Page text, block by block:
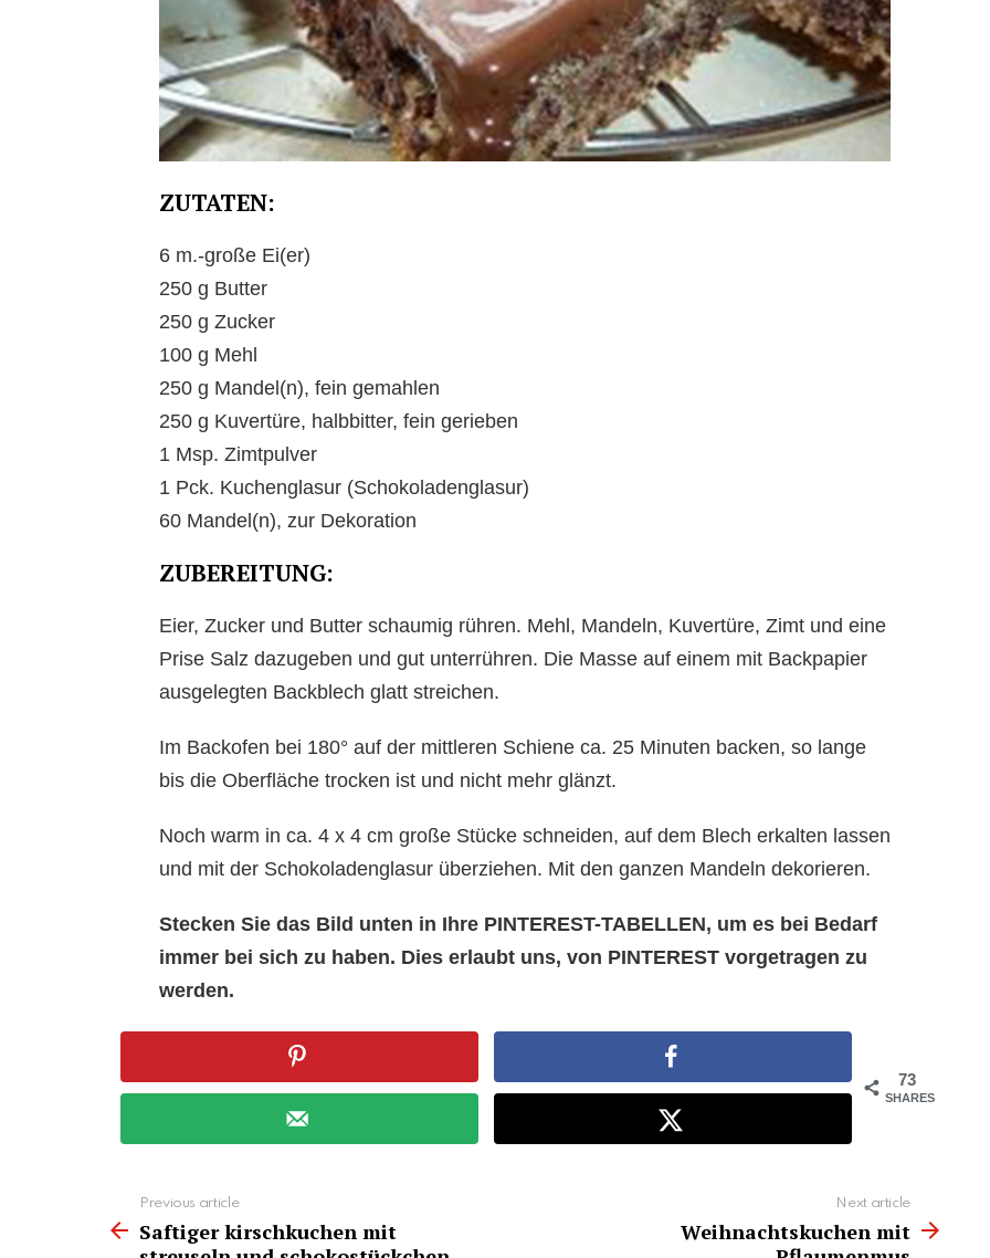
ZUTATEN:
6 m.-große Ei(er)
250 g Butter
250 g Zucker
100 g Mehl
250 g Mandel(n), fein gemahlen
250 g Kuvertüre, halbbitter, fein gerieben
1 Msp. Zimtpulver
1 Pck. Kuchenglasur (Schokoladenglasur)
60 Mandel(n), zur Dekoration
ZUBEREITUNG:
Eier, Zucker und Butter schaumig rühren. Mehl, Mandeln, Kuvertüre, Zimt und eine
Prise Salz dazugeben und gut unterrühren. Die Masse auf einem mit Backpapier
ausgelegten Backblech glatt streichen.
Im Backofen bei 180° auf der mittleren Schiene ca. 25 Minuten backen, so lange
bis die Oberfläche trocken ist und nicht mehr glänzt.
Noch warm in ca. 4 x 4 cm große Stücke schneiden, auf dem Blech erkalten lassen
und mit der Schokoladenglasur überziehen. Mit den ganzen Mandeln dekorieren.
Stecken Sie das Bild unten in Ihre PINTEREST-TABELLEN, um es bei Bedarf
immer bei sich zu haben. Dies erlaubt uns, von PINTEREST vorgetragen zu
werden.
73
SHARES
more
Previous article
Saftiger kirschkuchen mit
Next article
Weihnachtskuchen mit